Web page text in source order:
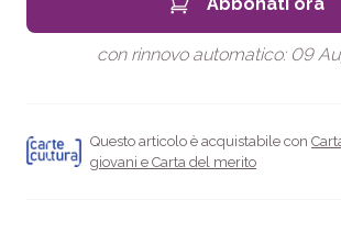
con rinnovo automatico: 09
Questo articolo è acquistabile con
giovani e Carta del merito